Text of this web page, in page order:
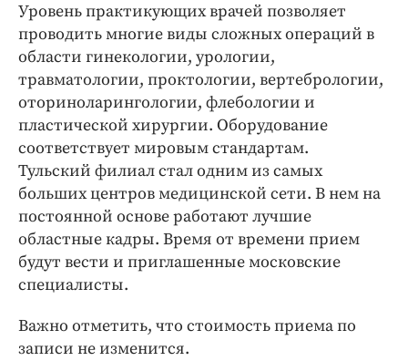
Уровень практикующих врачей позволяет
проводить многие виды сложных операций в
области гинекологии, урологии,
травматологии, проктологии, вертебрологии,
оториноларингологии, флебологии и
пластической хирургии. Оборудование
соответствует мировым стандартам.
Тульский филиал стал одним из самых
больших центров медицинской сети. В нем на
постоянной основе работают лучшие
областные кадры. Время от времени прием
будут вести и приглашенные московские
специалисты.
Важно отметить, что стоимость приема по
записи не изменится.